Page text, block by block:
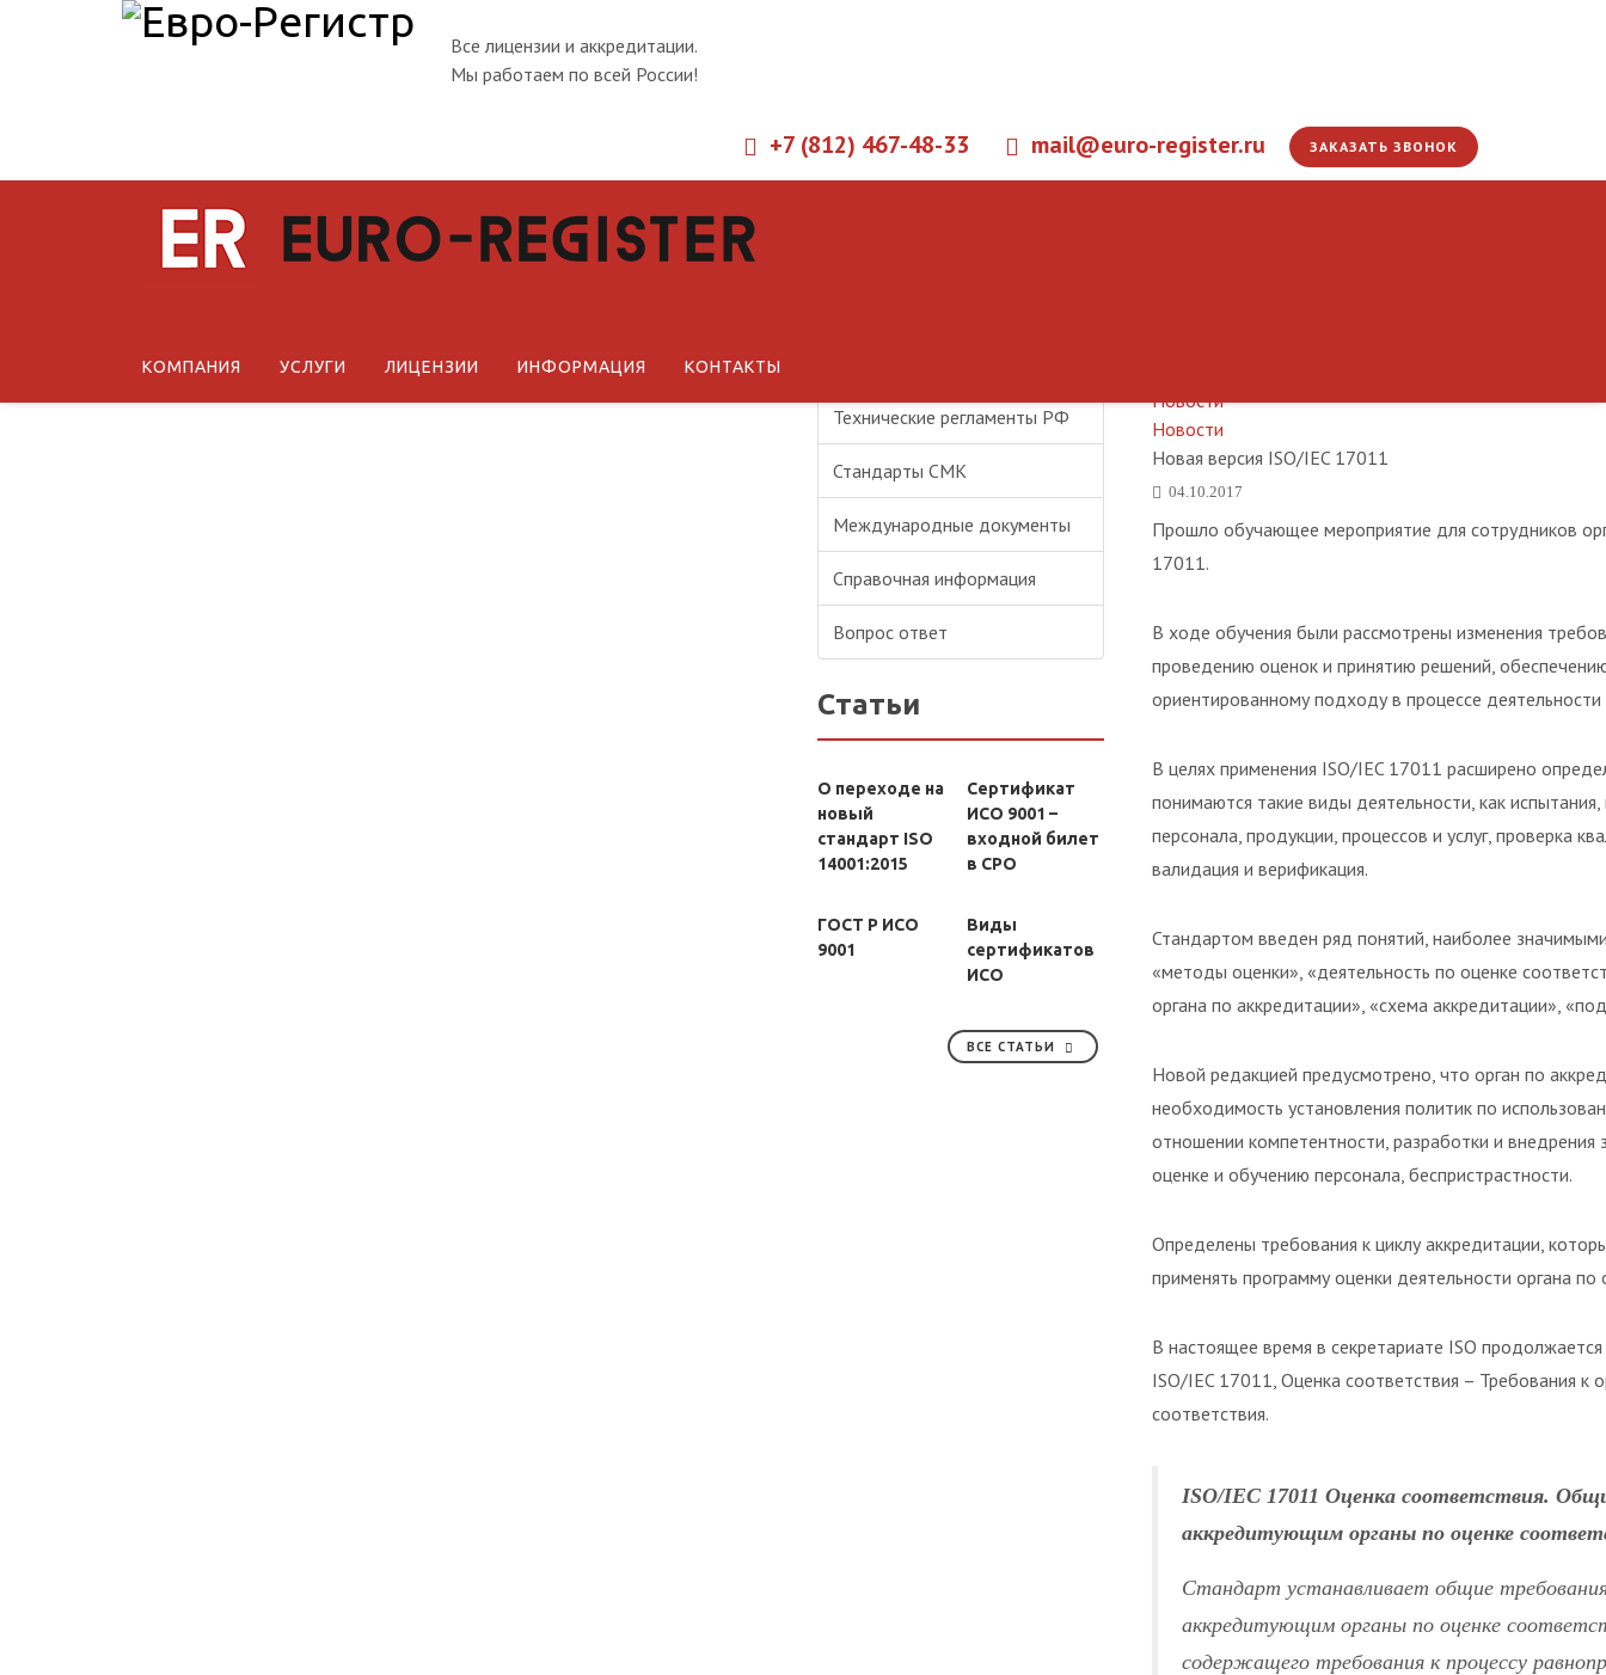
Все лицензии и аккредитации.
Мы работаем по всей России!
+7 (812) 467-48-33 mail@euro-register.ru ЗАКАЗАТЬ ЗВОНОК
КОМПАНИЯ УСЛУГИ ЛИЦЕНЗИИ ИНФОРМАЦИЯ КОНТАКТЫ
Технические регламенты РФ
Стандарты СМК
Международные документы
Справочная информация
Вопрос ответ
Статьи
О переходе на
новый
стандарт ISO
14001:2015
Сертификат
ИСО 9001 –
входной билет
в СРО
ГОСТ Р ИСО
9001
Виды
сертификатов
ИСО
ВСЕ СТАТЬИ
Новости
Новости
Новая версия ISO/IEC 17011
04.10.2017
Прошло обучающее мероприятие для сотрудников
17011.
В ходе обучения были рассмотрены изменения
проведению оценок и принятию решений,
ориентированному подходу в процессе
В целях применения ISO/IEC 17011 расширено
понимаются такие виды деятельности, как
персонала, продукции, процессов и услуг, проверка
валидация и верификация.
Стандартом введен ряд понятий, наиболее
«методы оценки», «деятельность по оценке
органа по аккредитации», «схема аккредитации»,
Новой редакцией предусмотрено, что орган по
необходимость установления политик по
отношении компетентности, разработки и
оценке и обучению персонала, беспристрастности.
Определены требования к циклу аккредитации,
применять программу оценки деятельности органа
В настоящее время в секретариате ISO
ISO/IEC 17011, Оценка соответствия – Требования
соответствия.
ISO/IEC 17011 Оценка соответствия.
аккредитующим органы по оценке
Стандарт устанавливает общие
аккредитующим органы по оценке
содержащего требования к процессу